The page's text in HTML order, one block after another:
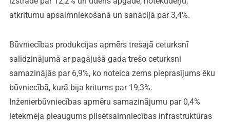
atkritumu apsaimniekošanā un sanācijā par 3,4%.
Būvniecības produkcijas apmērs trešajā ceturksnī
salīdzinājumā ar pagājušā gada trešo ceturksni
samazinājās par 6,9%, ko noteica zems pieprasījums ēku
būvniecībā, kurā bija kritums par 19,3%.
Inženierbūvniecības apmēru samazinājumu par 0,4%
ietekmēja pieaugums pilsētsaimniecības infrastruktūras